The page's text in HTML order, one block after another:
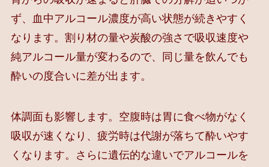
ず、血中アルコール濃度が高い状態が続きやすく
なります。割り材の量や炭酸の強さで吸収速度や
純アルコール量が変わるので、同じ量を飲んでも
酔いの度合いに差が出ます。
体調面も影響します。空腹時は胃に食べ物がなく
吸収が速くなり、疲労時は代謝が落ちて酔いやす
くなります。さらに遺伝的な違いでアルコールを